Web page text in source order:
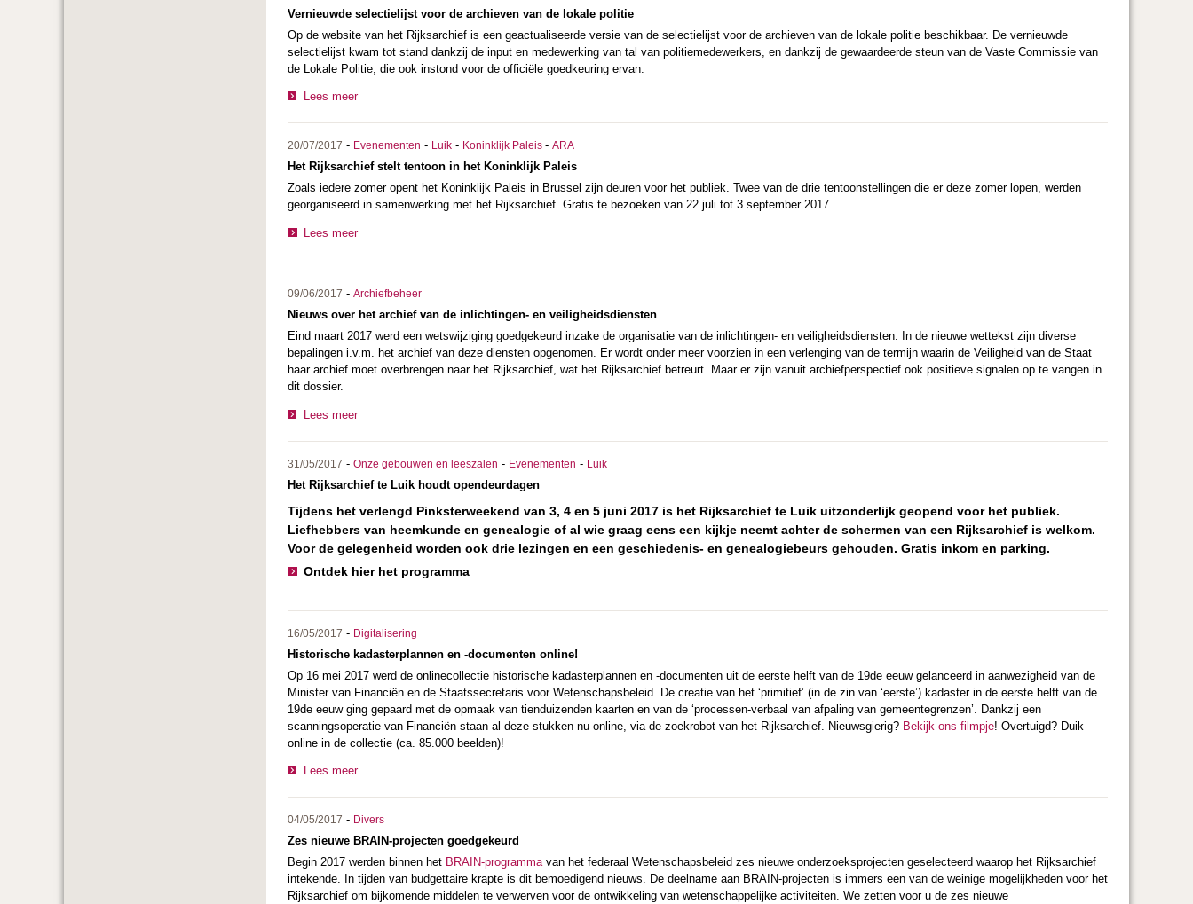
Vernieuwde selectielijst voor de archieven van de lokale politie
Op de website van het Rijksarchief is een geactualiseerde versie van de selectielijst voor de archieven van de lokale politie beschikbaar. De vernieuwde
selectielijst kwam tot stand dankzij de input en medewerking van tal van politiemedewerkers, en dankzij de gewaardeerde steun van de Vaste Commissie van
de Lokale Politie, die ook instond voor de officiële goedkeuring ervan.
Lees meer
20/07/2017 - Evenementen - Luik - Koninklijk Paleis - ARA
Het Rijksarchief stelt tentoon in het Koninklijk Paleis
Zoals iedere zomer opent het Koninklijk Paleis in Brussel zijn deuren voor het publiek. Twee van de drie tentoonstellingen die er deze zomer lopen, werden
georganiseerd in samenwerking met het Rijksarchief. Gratis te bezoeken van 22 juli tot 3 september 2017.
Lees meer
09/06/2017 - Archiefbeheer
Nieuws over het archief van de inlichtingen- en veiligheidsdiensten
Eind maart 2017 werd een wetswijziging goedgekeurd inzake de organisatie van de inlichtingen- en veiligheidsdiensten. In de nieuwe wettekst zijn diverse
bepalingen i.v.m. het archief van deze diensten opgenomen. Er wordt onder meer voorzien in een verlenging van de termijn waarin de Veiligheid van de Staat
haar archief moet overbrengen naar het Rijksarchief, wat het Rijksarchief betreurt. Maar er zijn vanuit archiefperspectief ook positieve signalen op te vangen in
dit dossier.
Lees meer
31/05/2017 - Onze gebouwen en leeszalen - Evenementen - Luik
Het Rijksarchief te Luik houdt opendeurdagen
Tijdens het verlengd Pinksterweekend van 3, 4 en 5 juni 2017 is het Rijksarchief te Luik uitzonderlijk geopend voor het publiek.
Liefhebbers van heemkunde en genealogie of al wie graag eens een kijkje neemt achter de schermen van een Rijksarchief is welkom.
Voor de gelegenheid worden ook drie lezingen en een geschiedenis- en genealogiebeurs gehouden. Gratis inkom en parking.
Ontdek hier het programma
16/05/2017 - Digitalisering
Historische kadasterplannen en -documenten online!
Op 16 mei 2017 werd de onlinecollectie historische kadasterplannen en -documenten uit de eerste helft van de 19de eeuw gelanceerd in aanwezigheid van de
Minister van Financiën en de Staatssecretaris voor Wetenschapsbeleid. De creatie van het ‘primitief’ (in de zin van ‘eerste’) kadaster in de eerste helft van de
19de eeuw ging gepaard met de opmaak van tienduizenden kaarten en van de ‘processen-verbaal van afpaling van gemeentegrenzen’. Dankzij een
scanningsoperatie van Financiën staan al deze stukken nu online, via de zoekrobot van het Rijksarchief. Nieuwsgierig? Bekijk ons filmpje! Overtuigd? Duik
online in de collectie (ca. 85.000 beelden)!
Lees meer
04/05/2017 - Divers
Zes nieuwe BRAIN-projecten goedgekeurd
Begin 2017 werden binnen het BRAIN-programmavan het federaal Wetenschapsbeleid zes nieuwe onderzoeksprojecten geselecteerd waarop het Rijksarchief
intekende. In tijden van budgettaire krapte is dit bemoedigend nieuws. De deelname aan BRAIN-projecten is immers een van de weinige mogelijkheden voor het
Rijksarchief om bijkomende middelen te verwerven voor de ontwikkeling van wetenschappelijke activiteiten. We zetten voor u de zes nieuwe